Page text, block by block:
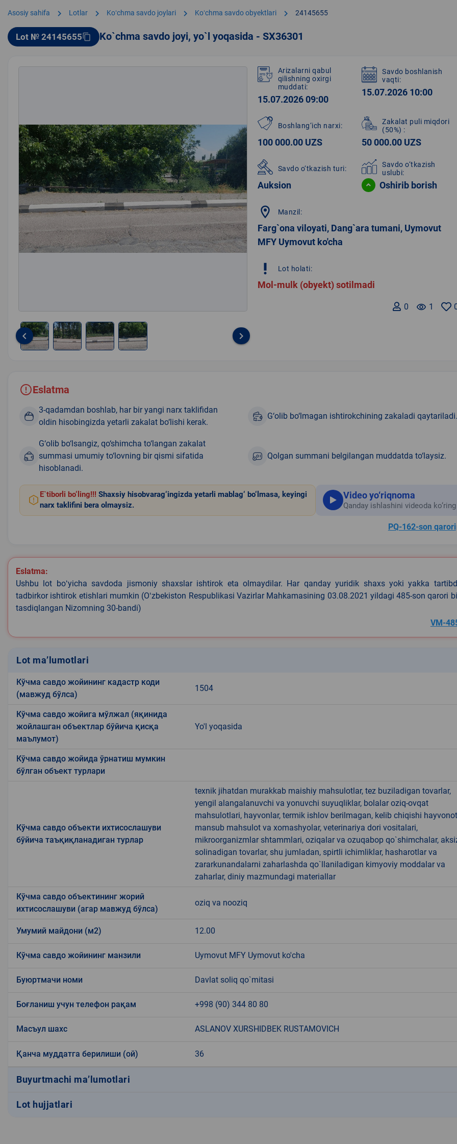
Asosiy sahifa chevron_right Lotlar chevron_right Koʻchma savdo joylari chevron_right Koʻchma savdo obyektlari chevron_right 24145655
Lot № 24145655content_copy Ko`chma savdo joyi, yo`l yoqasida - SX36301
4
keyboard_arrow_left keyboard_arrow_right
Arizalarni qabul
qilishning oxirgi
muddati:
15.07.2026 09:00
Savdo boshlanish
vaqti:
15.07.2026 10:00
Boshlang‘ich narxi:
100 000.00 UZS
Zakalat puli miqdori
(50%) :
50 000.00 UZS
Savdo o‘tkazish turi:
Auksion
Savdo o‘tkazish
uslubi:
Oshirib borish
location_on Manzil:
Farg`ona viloyati, Dang`ara tumani, Uymovut
MFY Uymovut ko'cha
priority_high Lot holati:
Mol-mulk (obyekt) sotilmadi
remove_red_eye 1
0
Eslatma
3-qadamdan boshlab, har bir yangi narx taklifidan
oldin hisobingizda yetarli zakalat bo‘lishi kerak.
G‘olib bo‘lmagan ishtirokchining zakaladi qaytariladi.
G‘olib bo‘lsangiz, qo‘shimcha to‘langan zakalat
summasi umumiy to‘lovning bir qismi sifatida
hisoblanadi.
Qolgan summani belgilangan muddatda to‘laysiz.
E`tiborli bo‘ling!!! Shaxsiy hisobvarag‘ingizda yetarli mablag‘ bo‘lmasa, keyingi
narx taklifini bera olmaysiz.
Video yo‘riqnoma
Qanday ishlashini videoda ko‘ring
PQ-162-son qarori
Eslatma:
Ushbu lot boʻyicha savdoda jismoniy shaxslar ishtirok eta olmaydilar. Har qanday yuridik shaxs yoki yakka
tadbirkor ishtirok etishlari mumkin (Oʻzbekiston Respublikasi Vazirlar Mahkamasining 03.08.2021 yildagi 485-son qarori
tasdiqlangan Nizomning 30-bandi)
VM-
Lot ma’lumotlari
Кўчма савдо жойининг кадастр коди
(мавжуд бўлса)
1504
Кўчма савдо жойига мўлжал (яқинида
жойлашган объектлар бўйича қисқа
маълумот)
Yo'l yoqasida
Кўчма савдо жойида ўрнатиш мумкин
бўлган объект турлари
Кўчма савдо объекти ихтисослашуви
бўйича таъқиқланадиган турлар
texnik jihatdan murakkab maishiy mahsulotlar, tez buziladigan tovarlar,
yengil alangalanuvchi va yonuvchi suyuqliklar, bolalar oziq-ovqat
mahsulotlari, hayvonlar, termik ishlov berilmagan, kelib chiqishi
mansub mahsulot va xomashyolar, veterinariya dori vositalari,
mikroorganizmlar shtammlari, oziqalar va ozuqabop qo`shimchalar,
solinadigan tovarlar, shu jumladan, spirtli ichimliklar, hasharotlar va
zararkunandalarni zaharlashda qo`llaniladigan kimyoviy moddalar va
zaharlar, diniy mazmundagi materiallar
Кўчма савдо объектининг жорий
ихтисослашуви (агар мавжуд бўлса)
oziq va nooziq
Умумий майдони (м2) 12.00
Кўчма савдо жойининг манзили Uymovut MFY Uymovut ko'cha
Буюртмачи номи Davlat soliq qo`mitasi
Боғланиш учун телефон рақам +998 (90) 344 80 80
Масъул шахс ASLANOV XURSHIDBEK RUSTAMOVICH
Қанча муддатга берилиши (ой) 36
Buyurtmachi ma’lumotlari
Lot hujjatlari